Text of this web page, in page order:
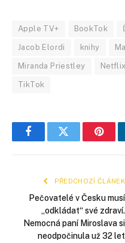
Apple TV+ BookTok
Jacob Elordi knihy
Miranda Priestley Netflix
TikTok
FacebookTwitter
PŘEDCHOZÍ ČLÁNEK
Pečovatelé v Česku musí
„odkládat“ své zdraví.
Nemocná paní Miroslava si
neodpočinula už 32 let